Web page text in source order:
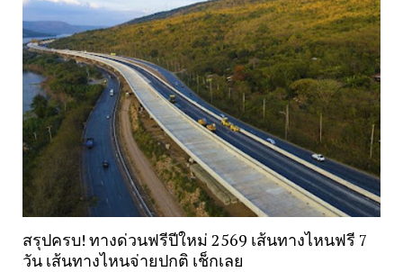
สรุปครบ! ทางด่วนฟรีปีใหม่ 2569 เส้นทางไหนฟรี 7
วัน เส้นทางไหนจ่ายปกติ เช็กเลย